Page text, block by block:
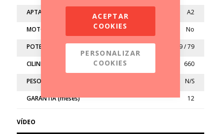
APTA A2
MOTO LIMITADA No
POTENCIA (kw/cv) 59 / 79
CILINDRADA (cc) 660
PESO (kg) N/S
GARANTÍA (meses) 12
VÍDEO
ACEPTAR
COOKIES
PERSONALIZAR
COOKIES